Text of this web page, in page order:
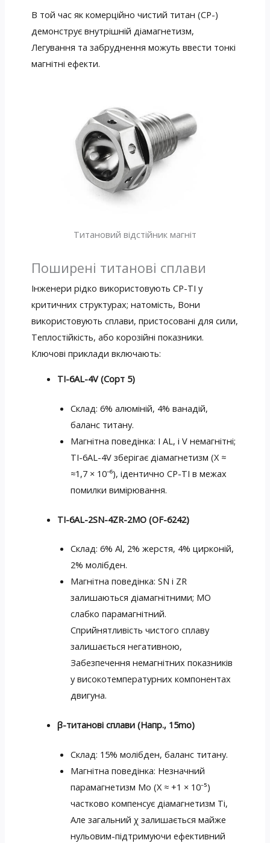
В той час як комерційно чистий титан (CP-)
демонструє внутрішній діамагнетизм,
Легування та забруднення можуть ввести тонкі
магнітні ефекти.
Титановий відстійник магніт
Поширені титанові сплави
Інженери рідко використовують CP-TI у
критичних структурах; натомість, Вони
використовують сплави, пристосовані для сили,
Теплостійкість, або корозійні показники.
Ключові приклади включають:
TI-6AL-4V (Сорт 5)
Склад: 6% алюміній, 4% ванадій,
баланс титану.
Магнітна поведінка: І AL, і V немагнітні;
TI-6AL-4V зберігає діамагнетизм (X ≈
≈1,7 × 10⁻⁶), ідентично CP-TI в межах
помилки вимірювання.
TI-6AL-2SN-4ZR-2MO (OF-6242)
Склад: 6% Al, 2% жерстя, 4% цирконій,
2% молібден.
Магнітна поведінка: SN і ZR
залишаються діамагнітними; МО
слабко парамагнітний.
Сприйнятливість чистого сплаву
залишається негативною,
Забезпечення немагнітних показників
у високотемпературних компонентах
двигуна.
β-титанові сплави (Напр., 15mo)
Склад: 15% молібден, баланс титану.
Магнітна поведінка: Незначний
парамагнетизм Мо (X ≈ +1 × 10⁻⁵)
частково компенсує діамагнетизм Ті,
Але загальний χ залишається майже
нульовим-підтримуючи ефективний